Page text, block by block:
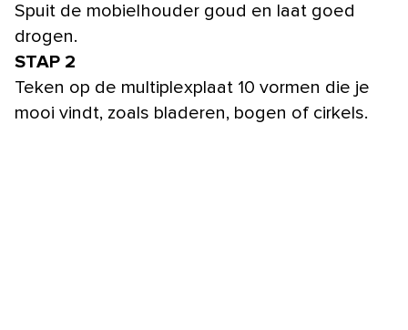
Spuit de mobielhouder goud en laat goed
drogen.
STAP 2
Teken op de multiplexplaat 10 vormen die je
mooi vindt, zoals bladeren, bogen of cirkels.